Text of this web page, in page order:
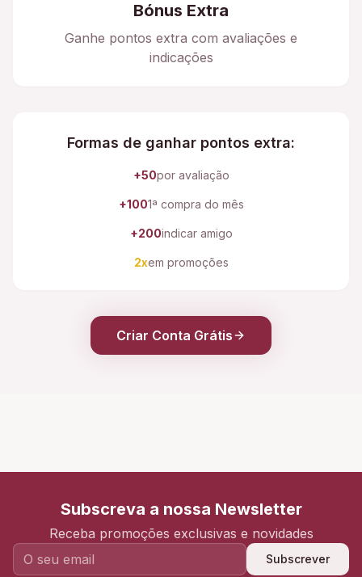
Bónus Extra
Ganhe pontos extra com avaliações e
indicações
Formas de ganhar pontos extra:
+50por avaliação
+1001ª compra do mês
+200indicar amigo
2xem promoções
Criar Conta Grátis
Subscreva a nossa Newsletter
Receba promoções exclusivas e novidades
Subscrever